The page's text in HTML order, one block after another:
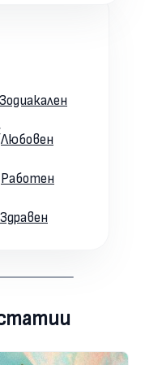
Зодиакален
Любовен
Работен
Здравен